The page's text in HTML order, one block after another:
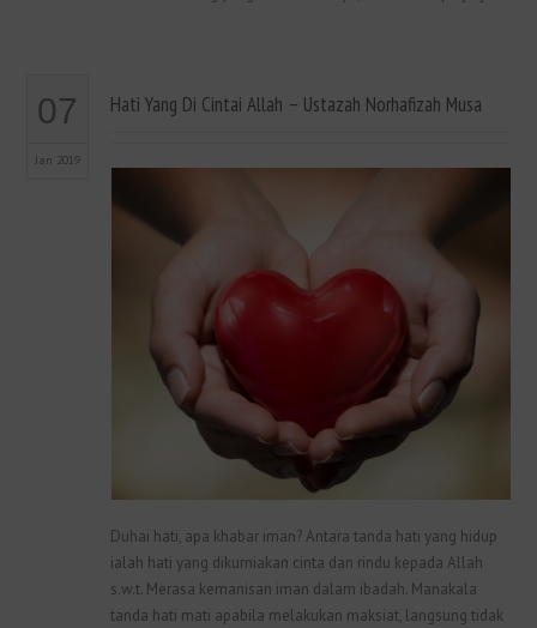
07
Jan 2019
Hati Yang Di Cintai Allah – Ustazah Norhafizah Musa
Duhai hati, apa khabar iman? Antara tanda hati yang hidup
ialah hati yang dikurniakan cinta dan rindu kepada Allah
s.w.t. Merasa kemanisan iman dalam ibadah. Manakala
tanda hati mati apabila melakukan maksiat, langsung tidak